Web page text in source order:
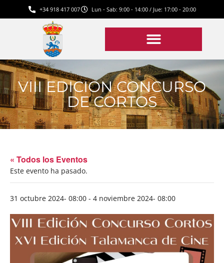
+34 918 417 007 Lun - Sab: 9:00 - 14:00 / Jue: 17:00 - 20:00
VIII EDICION CONCURSO
DE CORTOS
« Todos los Eventos
Este evento ha pasado.
31 octubre 2024- 08:00 - 4 noviembre 2024- 08:00